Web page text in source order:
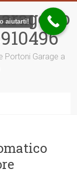
Portoni Garage a
aiutarti!